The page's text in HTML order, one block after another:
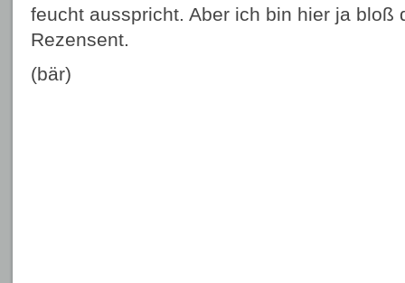
feucht ausspricht. Aber ich bin hier ja bloß
Rezensent.
(bär)